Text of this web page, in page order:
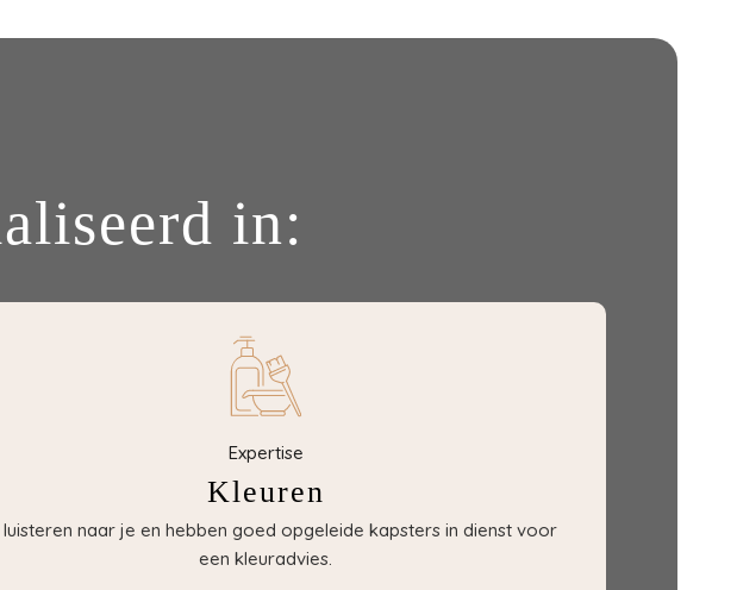
in:
Expertise
Kleuren
luisteren naar je en hebben goed opgeleide kapsters in dienst voor
een kleuradvies.